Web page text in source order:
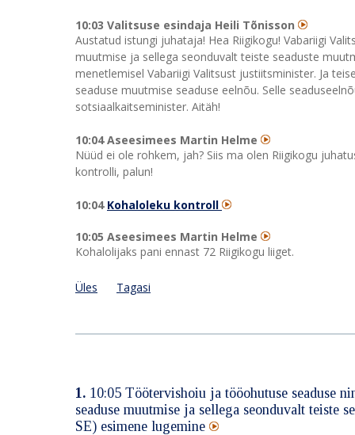
10:03 Valitsuse esindaja Heili Tõnisson
Austatud istungi juhataja! Hea Riigikogu! Vabariigi
muutmise ja sellega seonduvalt teiste seaduste
menetlemisel Vabariigi Valitsust justiitsminister. Ja
seaduse muutmise seaduse eelnõu. Selle
sotsiaalkaitseminister. Aitäh!
10:04 Aseesimees Martin Helme
Nüüd ei ole rohkem, jah? Siis ma olen Riigikogu
kontrolli, palun!
10:04 Kohaloleku kontroll
10:05 Aseesimees Martin Helme
Kohalolijaks pani ennast 72 Riigikogu liiget.
Üles Tagasi
1. 10:05 Töötervishoiu ja tööohutuse seaduse
seaduse muutmise ja sellega seonduvalt teiste
SE) esimene lugemine